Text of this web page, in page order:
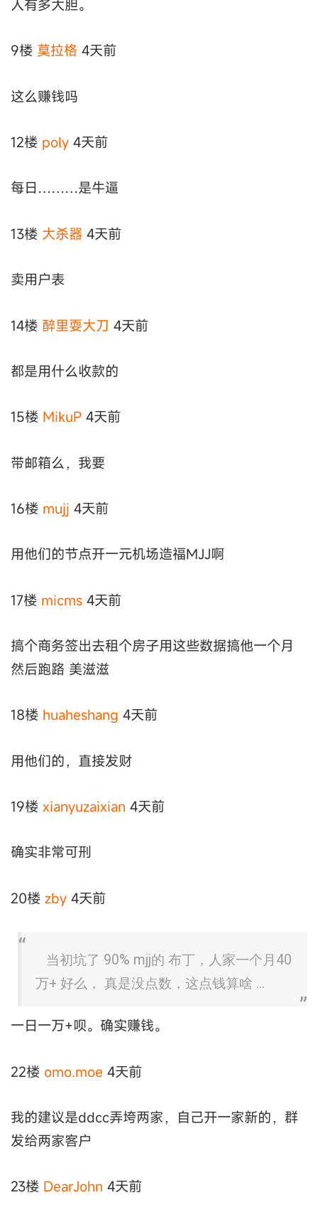
人有多大胆。
9楼 莫拉格 4天前
这么赚钱吗
12楼 poly 4天前
每日………是牛逼
13楼 大杀器 4天前
卖用户表
14楼 醉里耍大刀 4天前
都是用什么收款的
15楼 MikuP 4天前
带邮箱么，我要
16楼 mujj 4天前
用他们的节点开一元机场造福MJJ啊
17楼 micms 4天前
搞个商务签出去租个房子用这些数据搞他一个月
然后跑路 美滋滋
18楼 huaheshang 4天前
用他们的，直接发财
19楼 xianyuzaixian 4天前
确实非常可刑
20楼 zby 4天前
当初坑了 90% mjj的 布丁，人家一个月40
万+ 好么， 真是没点数，这点钱算啥 ...
一日一万+呗。确实赚钱。
22楼 omo.moe 4天前
我的建议是ddcc弄垮两家，自己开一家新的，群
发给两家客户
23楼 DearJohn 4天前